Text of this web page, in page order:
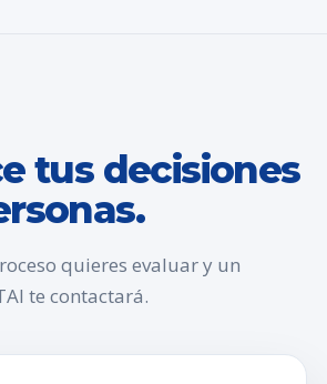
tus decisiones
quieres evaluar y un
te contactará.